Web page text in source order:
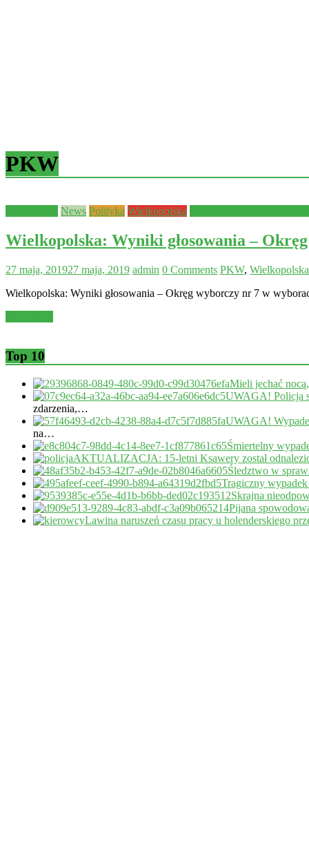
PKW
News Polityka Wielkopolska
Wielkopolska: Wyniki głosowania –
27 maja, 201927 maja, 2019 admin 0 Comments PKW, Wielkopolska
Wielkopolska: Wyniki głosowania – Okręg wyborczy nr 7 w
Top 10
Mieli jechać
UWAGA! Policja
zdarzenia,…
UWAGA!
na…
Śmiertelny
AKTUALIZACJA: 15-letni Ksawery został
Śledztwo w
Tragiczny
Skrajna
Pijana
Lawina naruszeń czasu pracy u holenderskiego